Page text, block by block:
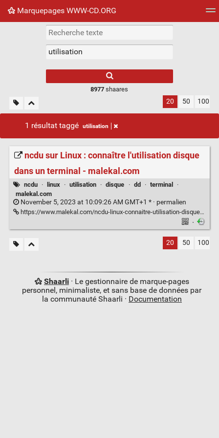
Marquepages WWW-CD.ORG
Nuage de tags Mur d'images
8977 shaares
20 50 100
1 résultat taggé utilisation
ncdu sur Linux : connaître l'utilisation disque
dans un terminal - malekal.com
ncdu · linux · utilisation · disque · dd · terminal
·
malekal.com
November 5, 2023 at 10:09:26 AM GMT+1 * · permalien
https://www.malekal.com/ncdu-linux-connaitre-utilisation-disque-terminal/
·
20 50 100
Shaarli· Le gestionnaire de marque-pages
personnel, minimaliste, et sans base de données par
la communauté Shaarli · Documentation